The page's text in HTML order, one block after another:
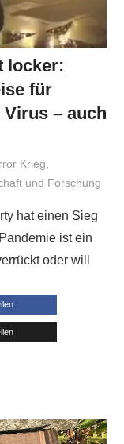
locker:
für
Virus – auch
Krieg
und Forschung
hat einen Sieg
ist ein
oder will